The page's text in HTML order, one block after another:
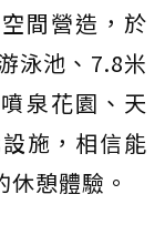
間營造，於
泳池、7.8米
泉花園、天
施，相信能
憩體驗。